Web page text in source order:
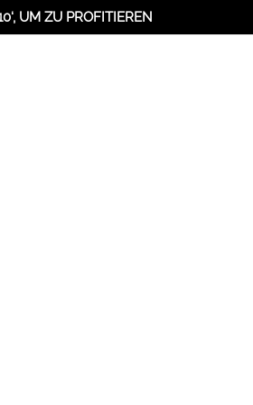
UM ZU PROFITIEREN